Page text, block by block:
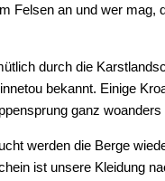
an und wer
durch die
bekannt. Einige
ganz
werden die Berge
ist unsere Kleidung